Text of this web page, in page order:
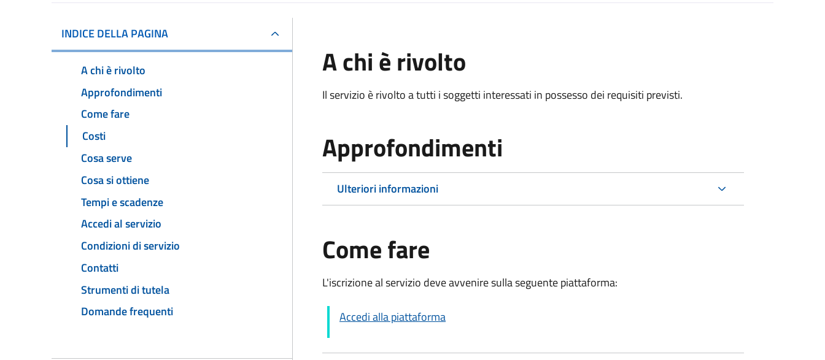
INDICE DELLA PAGINA
A chi è rivolto
Approfondimenti
Come fare
Costi
Cosa serve
Cosa si ottiene
Tempi e scadenze
Accedi al servizio
Condizioni di servizio
Contatti
Strumenti di tutela
Domande frequenti
A chi è rivolto
Il servizio è rivolto a tutti i soggetti interessati in possesso dei requisiti previsti.
Approfondimenti
Ulteriori informazioni
Come fare
L'iscrizione al servizio deve avvenire sulla seguente piattaforma:
Accedi alla piattaforma